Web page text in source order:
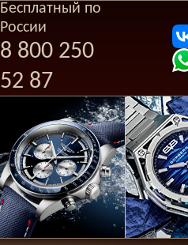
Бесплатный по
России
8 800 250
52 87